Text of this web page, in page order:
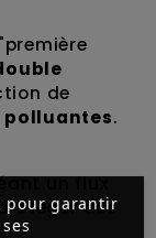
pour garantir
de
polluantes.
un flux
des